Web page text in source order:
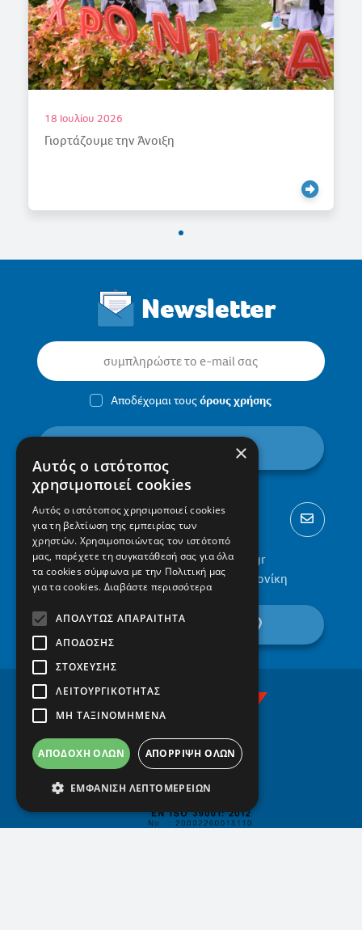
18 Ιουλίου 2026
Γιορτάζουμε την Άνοιξη
Newsletter
Αποδέχομαι τουςόρους χρήσης
2310 300002
info@protypa.gr
Ελαιώνες Πυλαίας, 555 36, Θεσσαλονίκη
βρείτε μας στον χάρτη
×
Αυτός ο ιστότοπος
χρησιμοποιεί cookies
Αυτός ο ιστότοπος χρησιμοποιεί cookies
για τη βελτίωση της εμπειρίας των
χρηστών. Χρησιμοποιώντας τον ιστότοπό
μας, παρέχετε τη συγκατάθεσή σας για όλα
τα cookies σύμφωνα με την Πολιτική μας
για τα cookies. Διαβάστε περισσότερα
ΑΠΟΛΎΤΩΣ ΑΠΑΡΑΊΤΗΤΑ
ΑΠΌΔΟΣΗΣ
ΣΤΌΧΕΥΣΗΣ
ΛΕΙΤΟΥΡΓΙΚΌΤΗΤΑΣ
ΜΗ ΤΑΞΙΝΟΜΗΜΈΝΑ
ΑΠΟΔΟΧΉ ΌΛΩΝ ΑΠΌΡΡΙΨΗ ΌΛΩΝ
ΕΜΦΆΝΙΣΗ ΛΕΠΤΟΜΕΡΕΙΏΝ